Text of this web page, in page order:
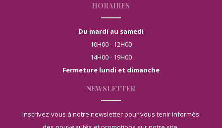
HORAIRES
Du mardi au samedi
10H00 - 12H00
14H00 - 19H00
Fermeture lundi et dimanche
NEWSLETTER
Inscrivez-vous à notre newsletter pour vous tenir informés